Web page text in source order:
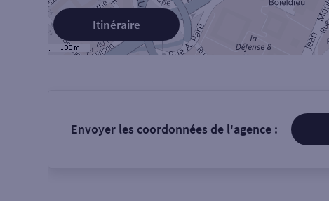
Itinéraire
Envoyer les coordonnées de l'agence :